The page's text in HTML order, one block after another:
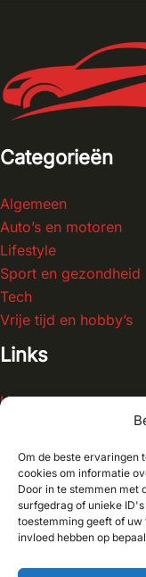
Om de beste ervaringen
cookies om informatie
Door in te stemmen met
surfgedrag of unieke
toestemming geeft of
invloed hebben op
Categorieën
Algemeen
Auto’s en motoren
Lifestyle
Sport en gezondheid
Tech
Vrije tijd en hobby’s
Links
Home
Over ons